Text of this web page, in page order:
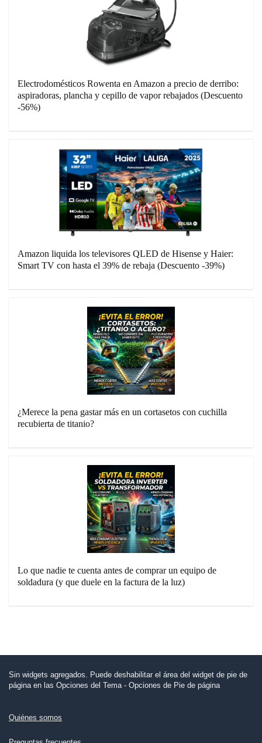
Electrodomésticos Rowenta en Amazon a precio de derribo:
aspiradoras, plancha y cepillo de vapor rebajados (Descuento
-56%)
Amazon liquida los televisores QLED de Hisense y Haier:
Smart TV con hasta el 39% de rebaja (Descuento -39%)
¿Merece la pena gastar más en un cortasetos con cuchilla
recubierta de titanio?
Lo que nadie te cuenta antes de comprar un equipo de
soldadura (y que duele en la factura de la luz)
Sin widgets agregados. Puede deshabilitar el área del widget de pie de
página en las Opciones del Tema - Opciones de Pie de página
Quiénes somos